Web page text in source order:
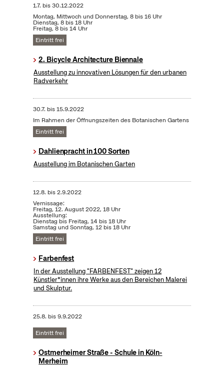
1.7. bis30.12.2022
Montag, Mittwoch und Donnerstag, 8 bis 16 Uhr
Dienstag, 8 bis 18 Uhr
Freitag, 8 bis 14 Uhr
Eintritt frei
2. Bicycle Architecture Biennale
Ausstellung zu innovativen Lösungen für den urbanen
Radverkehr
30.7. bis15.9.2022
Im Rahmen der Öffnungszeiten des Botanischen Gartens
Eintritt frei
Dahlienpracht in 100 Sorten
Ausstellung im Botanischen Garten
12.8. bis2.9.2022
Vernissage:
Freitag, 12. August 2022, 18 Uhr
Ausstellung:
Dienstag bis Freitag, 14 bis 18 Uhr
Samstag und Sonntag, 12 bis 18 Uhr
Eintritt frei
Farbenfest
In der Ausstellung "FARBENFEST" zeigen 12
Künstler*innen ihre Werke aus den Bereichen Malerei
und Skulptur.
25.8. bis9.9.2022
Eintritt frei
Ostmerheimer Straße - Schule in Köln-
Merheim